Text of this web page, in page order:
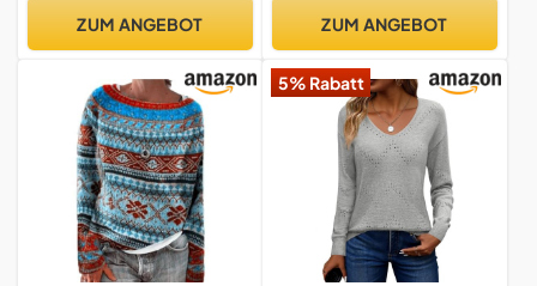
Sweatshirt Pulli
Rollkragenpullover, Beige
ZUM ANGEBOT
Oberteile,weiß
ZUM ANGEBOT
5% Rabatt